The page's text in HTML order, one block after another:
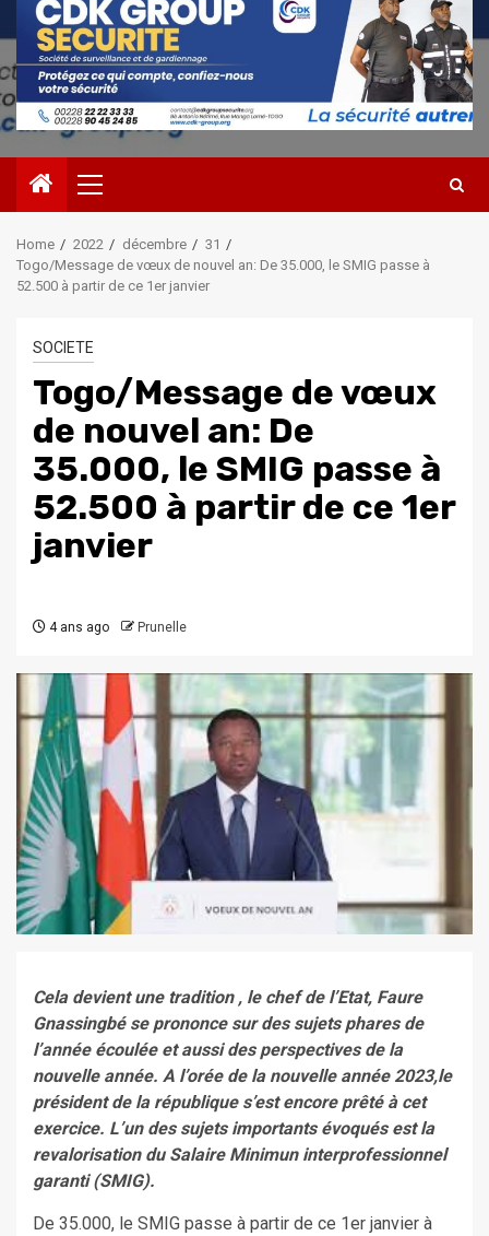
Primary
Menu
Home 2022 décembre
31
Togo/Message de vœux de nouvel an: De 35.000, le SMIG passe à
52.500 à partir de ce 1er janvier
SOCIETE
Togo/Message de vœux
de nouvel an: De
35.000, le SMIG passe à
52.500 à partir de ce 1er
janvier
4 ans ago Prunelle
Cela devient une tradition , le chef de l’Etat, Faure
Gnassingbé se prononce sur des sujets phares de
l’année écoulée et aussi des perspectives de la
nouvelle année. A l’orée de la nouvelle année 2023,le
président de la république s’est encore prêté à cet
exercice. L’un des sujets importants évoqués est la
revalorisation du Salaire Minimun interprofessionnel
garanti (SMIG).
De 35.000, le SMIG passe à partir de ce 1er janvier à